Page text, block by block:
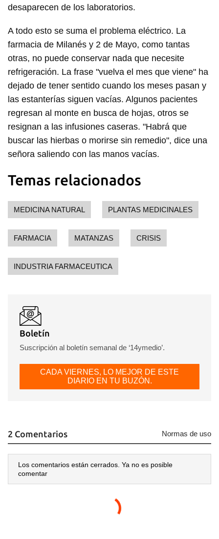
desaparecen de los laboratorios.
A todo esto se suma el problema eléctrico. La
farmacia de Milanés y 2 de Mayo, como tantas
otras, no puede conservar nada que necesite
refrigeración. La frase "vuelva el mes que viene" ha
dejado de tener sentido cuando los meses pasan y
las estanterías siguen vacías. Algunos pacientes
regresan al monte en busca de hojas, otros se
resignan a las infusiones caseras. "Habrá que
buscar las hierbas o morirse sin remedio", dice una
señora saliendo con las manos vacías.
Temas relacionados
MEDICINA NATURAL PLANTAS MEDICINALES
FARMACIA MATANZAS CRISIS
INDUSTRIA FARMACEUTICA
Boletín
Suscripción al boletín semanal de ‘14ymedio’.
CADA VIERNES, LO MEJOR DE ESTE
DIARIO EN TU BUZÓN.
2 Comentarios Normas de uso
Los comentarios están cerrados. Ya no es posible
comentar